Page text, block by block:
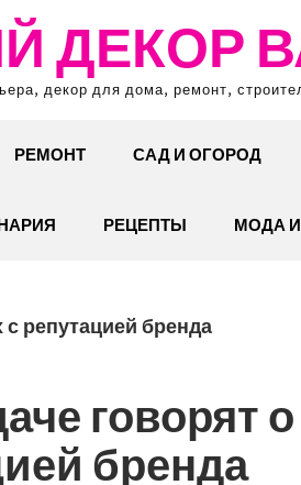
ДЕКОР
декор для дома, ремонт,
РЕМОНТ САД И ОГОРОД
РЕЦЕПТЫ МОДА
репутацией бренда
говорят о
бренда